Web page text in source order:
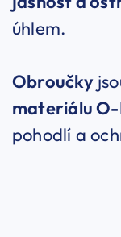
úhlem.
Obroučky
materiálu
pohodlí a